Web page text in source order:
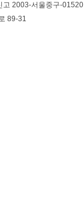
고 2003-서울중구-01520
89-31